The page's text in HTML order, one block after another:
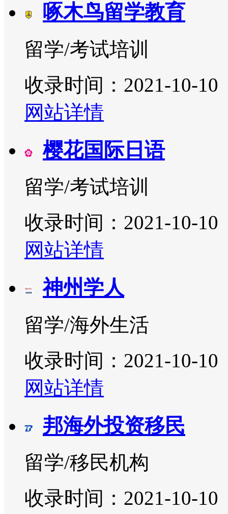
啄木鸟留学教育
留学/考试培训
收录时间：2021-10-10
网站详情
樱花国际日语
留学/考试培训
收录时间：2021-10-10
网站详情
神州学人
留学/海外生活
收录时间：2021-10-10
网站详情
邦海外投资移民
留学/移民机构
收录时间：2021-10-10